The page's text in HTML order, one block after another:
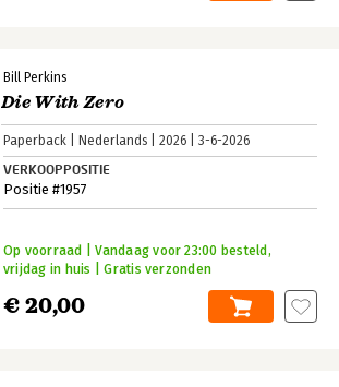
Bill Perkins
Die With Zero
Paperback Nederlands 2026 3-6-2026
VERKOOPPOSITIE
Positie #1957
€ 20,00
Op voorraad | Vandaag voor 23:00 besteld,
vrijdag in huis | Gratis verzonden